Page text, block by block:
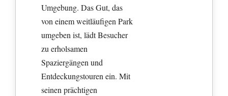
Umgebung. Das Gut, das
von einem weitläufigen Park
umgeben ist, lädt Besucher
zu erholsamen
Spaziergängen und
Entdeckungstouren ein. Mit
seinen prächtigen